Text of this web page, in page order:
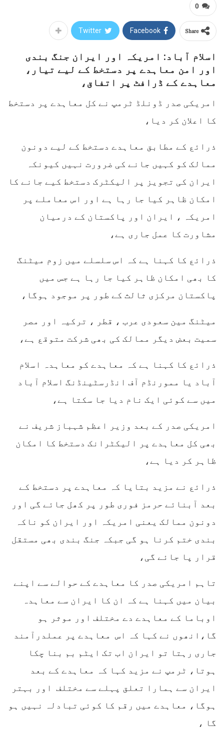
0
Share
Facebook
Twitter
اسلام آباد: امریکہ اور ایران جنگ بندی
اور امن معاہدے پر دستخط کے لیے تیار،
معاہدے کے ڈرافٹ پر اتفاق،
امریکی صدر ڈونلڈ ٹرمپ نے کل معاہدے پر دستخط
کا اعلان کر دیا،
ذرائع کے مطابق معاہدے دستخط کے لیے دونون
ممالک کو کہیں جانے کی ضرورت نہیں کیونکہ
ایران کی تجویز پر الیکٹرک دستخط کیے جانے کا
امکان ظاہر کیا جا رہا ہے اور اس معاملے پر
امریکہ ، ایران اور پاکستان کے درمیان
مشاورت کا عمل جاری ہے،
ذرائع کا کہنا ہے کہ اس سلسلے میں زوم میٹنگ
کا بھی امکان ظاہر کیا جا رہا ہے جس میں
پاکستان مرکزی ثالث کے طور پر موجود ہوگا،
میٹنگ مین سعودی عرب ، قطر ، ترکیہ اور مصر
سمیت بعض دیگر ممالک کی بھی شرکت متوقع ہے،
ذرائع کا کہنا ہے کہ معاہدے کو معاہدہ اسلام
آباد یا ممورنڈم آف انڈرسٹینڈنگ اسلام آباد
میں سے کوئی ایک نام دیا جا سکتا ہے،
امریکی صدر کے بعد وزیر اعظم شہباز شریف نے
بھی کل معاہدے پر الیکٹرانک دستخط کا امکان
ظاہر کر دیا ہے،
ذرائع نے مزید بتایا کہ معاہدے پر دستخط کے
بعد آبنائے حرمز فوری طور پر کھل جائے گی اور
دونون ممالک یعنی امریکہ اور ایران کو ناکہ
بندی ختم کرنا ہو گی جبکہ جنگ بندی بھی مستقل
قرار پا جائے گی،
تاہم امریکی صدر کا معاہدے کے حوالے سے اپنے
بیان میں کہنا ہے کہ ان کا ایران سے معاہدہ
اوباما کے معاہدے دے مختلف اور موثر ہو
گا،انھوں نے کہا کہ اس معاہدے پر عملدرآمند
جاری رہتا تو ایران اب تک ایٹم بم بنا چکا
ہوتا، ٹرمپ نے مزید کہا کہ معاہدے کے بعد
ایران سے ہمارا تعلق پہلے سے مختلف اور بہتر
ہوگا، معاہدے میں رقم کا کوئی تبادلہ نہیں ہو
گا ،